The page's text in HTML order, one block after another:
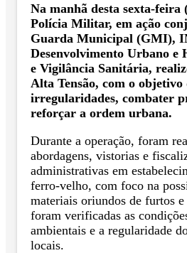
Na manhã desta sexta-
Polícia Militar, em ação
Guarda Municipal (GMI),
Desenvolvimento Urbano e
e Vigilância Sanitária,
Alta Tensão, com o
irregularidades, combater
reforçar a ordem urbana.
Durante a operação, foram
abordagens, vistorias e
administrativas em
ferro-velho, com foco na
materiais oriundos de furtos
foram verificadas as
ambientais e a regularidade
locais.